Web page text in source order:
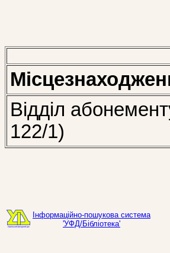
Відділ
122/1)
Інформаційно-пошукова система
'УФД/Бібліотека'